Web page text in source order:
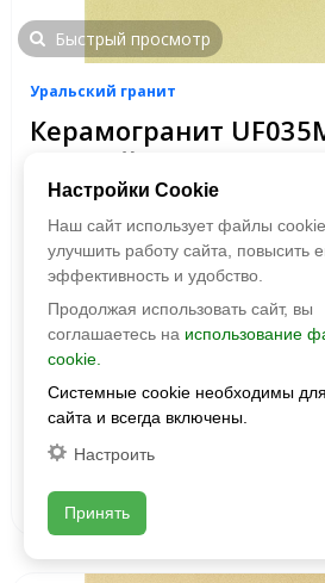
Быстрый просмотр
Уральский гранит
Керамогранит
желтый 600х600х10
Размер:
Фактура:матовая
Тип:неглазурованная
Толщина:10 мм
Цвета:
1 289 руб./м2
В корзину
Смотреть наличие
Настройки Cookie
Наш сайт использует файлы
улучшить работу сайта, повысить
эффективность и удобство.
Продолжая использовать сайт, вы
соглашаетесь на использование
cookie.
Системные cookie необходимы
сайта и всегда включены.
Настроить
Принять